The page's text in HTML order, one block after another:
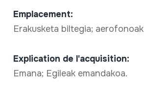
Emplacement:
Erakusketa biltegia; aerofonoak
Explication de l'acquisition:
Emana; Egileak emandakoa.